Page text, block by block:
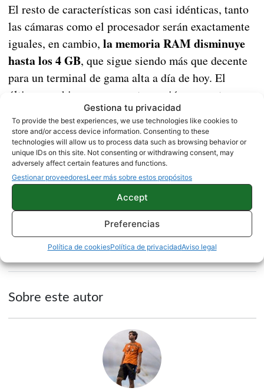
Gestiona tu privacidad
To provide the best experiences, we use technologies like cookies to
store and/or access device information. Consenting to these
technologies will allow us to process data such as browsing behavior or
unique IDs on this site. Not consenting or withdrawing consent, may
adversely affect certain features and functions.
Gestionar proveedoresLeer más sobre estos propósitos
Accept
Preferencias
Política de cookiesPolítica de privacidadAviso legal
El resto de características son casi idénticas, tanto
las cámaras como el procesador serán exactamente
iguales, en cambio, la memoria RAM disminuye
hasta los 4 GB, que sigue siendo más que decente
para un terminal de gama alta a día de hoy. El
último cambio es que en esta versión no contaremos
con una opción de 128 GB de almacenamiento
interno.
Cómo descargar e instalar Kodi en Android
Fuente|VentureBeat
NOTICIAS
Sobre este autor